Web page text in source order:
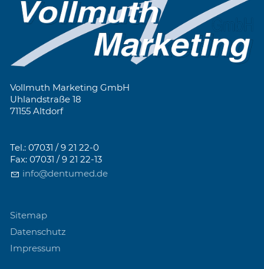
Vollmuth Marketing GmbH
Uhlandstraße 18
71155 Altdorf
Tel.: 07031 / 9 21 22-0
Fax: 07031 / 9 21 22-13
info@dentumed.de
Sitemap
Datenschutz
Impressum